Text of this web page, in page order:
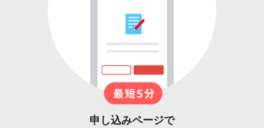
申し込みページで